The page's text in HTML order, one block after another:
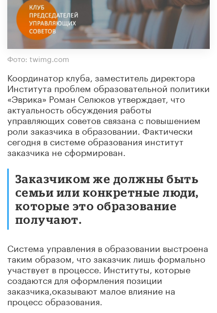
Фото: twimg.com
Координатор клуба, заместитель директора
Института проблем образовательной политики
«Эврика» Роман Селюков утверждает, что
актуальность обсуждения работы
управляющих советов связана с повышением
роли заказчика в образовании. Фактически
сегодня в системе образования институт
заказчика не сформирован.
Заказчиком же должны быть
семьи или конкретные люди,
которые это образование
получают.
Система управления в образовании выстроена
таким образом, что заказчик лишь формально
участвует в процессе. Институты, которые
создаются для оформления позиции
заказчика,оказывают малое влияние на
процесс образования.